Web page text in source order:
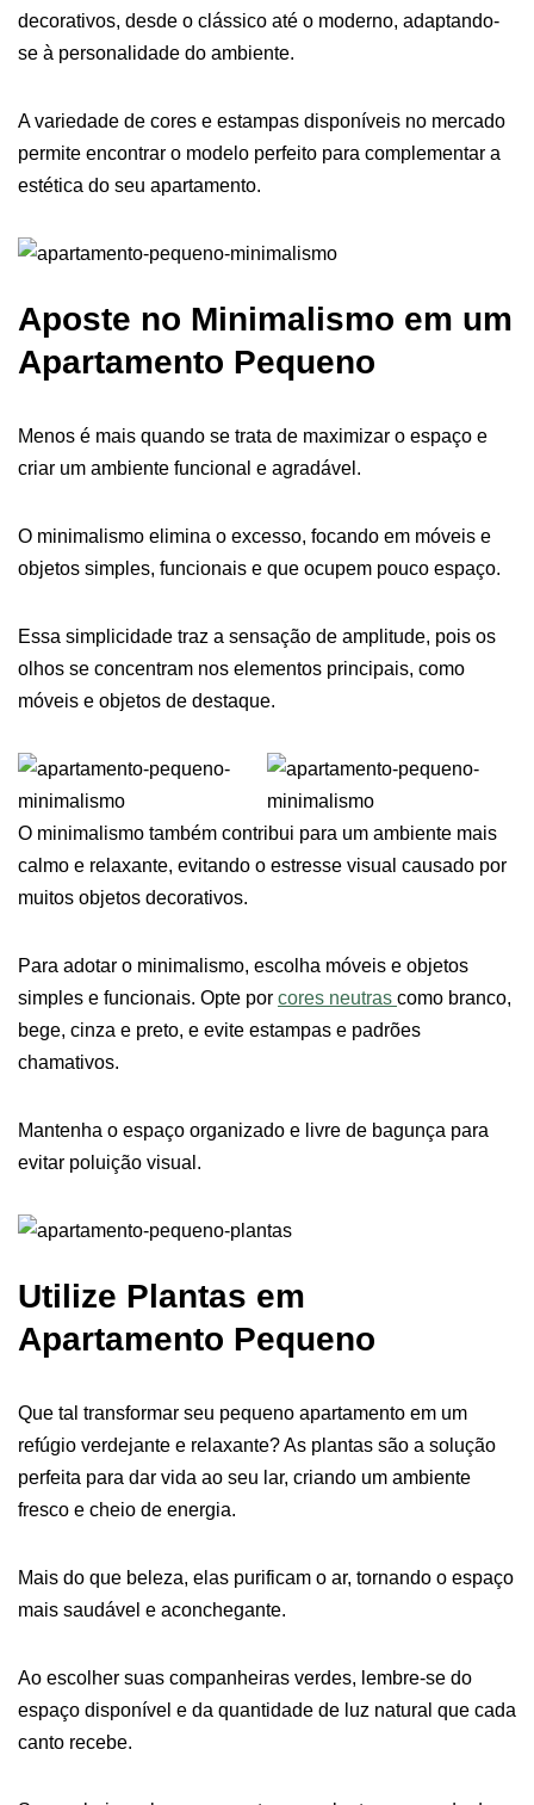
decorativos, desde o clássico até o moderno, adaptando-
se à personalidade do ambiente.
A variedade de cores e estampas disponíveis no mercado
permite encontrar o modelo perfeito para complementar a
estética do seu apartamento.
Aposte no Minimalismo em um
Apartamento Pequeno
Menos é mais quando se trata de maximizar o espaço e
criar um ambiente funcional e agradável.
O minimalismo elimina o excesso, focando em móveis e
objetos simples, funcionais e que ocupem pouco espaço.
Essa simplicidade traz a sensação de amplitude, pois os
olhos se concentram nos elementos principais, como
móveis e objetos de destaque.
O minimalismo também contribui para um ambiente mais
calmo e relaxante, evitando o estresse visual causado por
muitos objetos decorativos.
Para adotar o minimalismo, escolha móveis e objetos
simples e funcionais. Opte por cores neutras como branco,
bege, cinza e preto, e evite estampas e padrões
chamativos.
Mantenha o espaço organizado e livre de bagunça para
evitar poluição visual.
Utilize Plantas em
Apartamento Pequeno
Que tal transformar seu pequeno apartamento em um
refúgio verdejante e relaxante? As plantas são a solução
perfeita para dar vida ao seu lar, criando um ambiente
fresco e cheio de energia.
Mais do que beleza, elas purificam o ar, tornando o espaço
mais saudável e aconchegante.
Ao escolher suas companheiras verdes, lembre-se do
espaço disponível e da quantidade de luz natural que cada
canto recebe.